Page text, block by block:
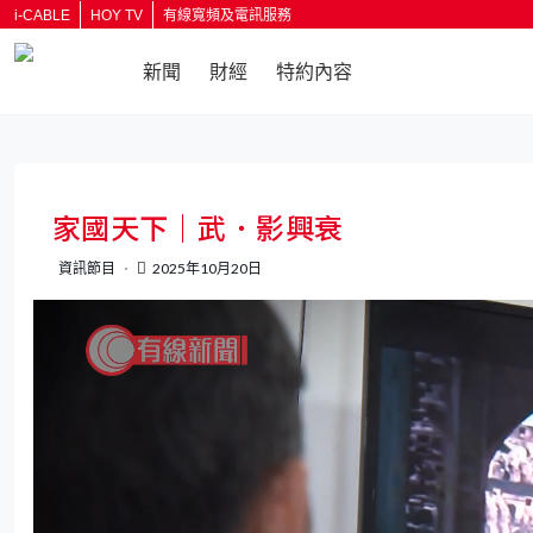
i-CABLE HOY TV 有線寬頻及電訊服務
新聞 財經 特約內容
家國天下｜武．影興衰
資訊節目 2025年10月20日